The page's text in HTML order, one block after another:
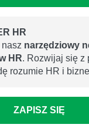
HR
narzędziowy
HR. Rozwijaj się z
rozumie HR i
ZAPISZ SIĘ